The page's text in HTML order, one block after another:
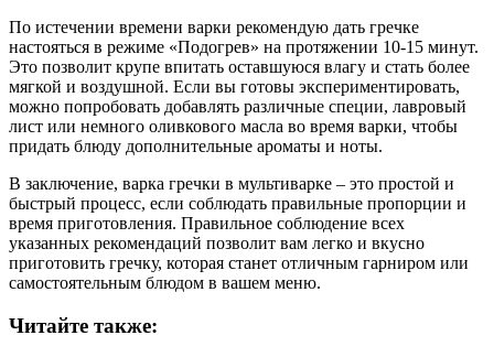
По истечении времени варки рекомендую дать гречке
настояться в режиме «Подогрев» на протяжении 10-15 минут.
Это позволит крупе впитать оставшуюся влагу и стать более
мягкой и воздушной. Если вы готовы экспериментировать,
можно попробовать добавлять различные специи, лавровый
лист или немного оливкового масла во время варки, чтобы
придать блюду дополнительные ароматы и ноты.
В заключение, варка гречки в мультиварке – это простой и
быстрый процесс, если соблюдать правильные пропорции и
время приготовления. Правильное соблюдение всех
указанных рекомендаций позволит вам легко и вкусно
приготовить гречку, которая станет отличным гарниром или
самостоятельным блюдом в вашем меню.
Читайте также: